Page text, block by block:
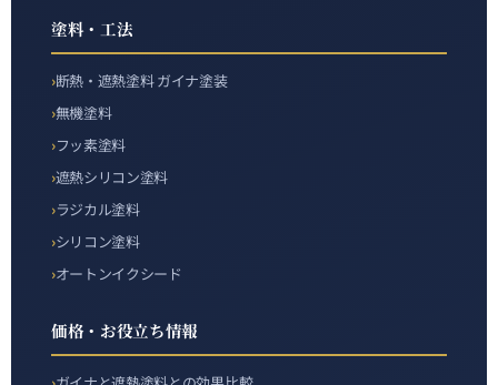
塗料・工法
断熱・遮熱塗料 ガイナ塗装
無機塗料
フッ素塗料
遮熱シリコン塗料
ラジカル塗料
シリコン塗料
オートンイクシード
価格・お役立ち情報